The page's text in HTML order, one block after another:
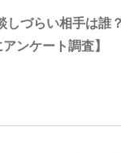
しづらい相手は誰
ンケート調査】